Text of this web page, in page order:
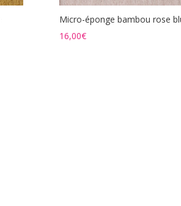
Micro-éponge bambou rose
16,00€